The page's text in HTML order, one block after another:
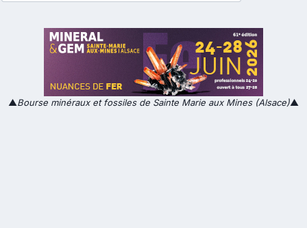
▲Bourse minéraux et fossiles de Sainte Marie aux Mines (Alsace)▲